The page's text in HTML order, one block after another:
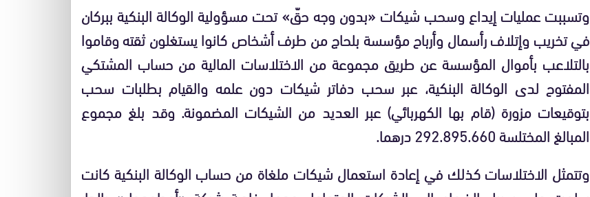
وتسببت عمليات إيداع وسحب شيكات «بدون وجه حقّ» تحت مسؤولية الوكالة البنكية ببركان
في تخريب وإتلاف رأسمال وأرباح مؤسسة بلحاج من طرف أشخاص كانوا يستغلون ثقته وقاموا
بالتلاعب بأموال المؤسسة عن طريق مجموعة من الاختلاسات المالية من حساب المشتكي
المفتوح لدى الوكالة البنكية، عبر سحب دفاتر شيكات دون علمه والقيام بطلبات سحب
بتوقيعات مزورة (قام بها الكهربائي) عبر العديد من الشيكات المضمونة. وقد بلغ مجموع
المبالغ المختلسة 292.895.660 درهما.
وتتمثل الاختلاسات كذلك في إعادة استعمال شيكات ملغاة من حساب الوكالة البنكية كانت